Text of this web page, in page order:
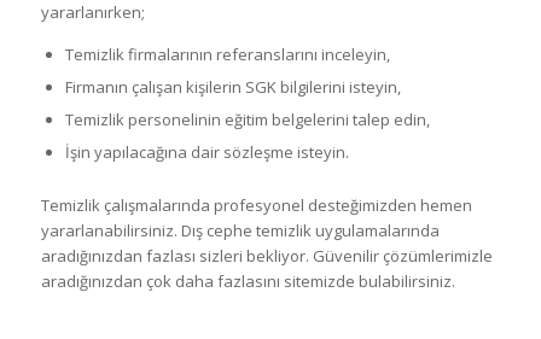
yararlanırken;
Temizlik firmalarının referanslarını inceleyin,
Firmanın çalışan kişilerin SGK bilgilerini isteyin,
Temizlik personelinin eğitim belgelerini talep edin,
İşin yapılacağına dair sözleşme isteyin.
Temizlik çalışmalarında profesyonel desteğimizden hemen
yararlanabilirsiniz. Dış cephe temizlik uygulamalarında
aradığınızdan fazlası sizleri bekliyor. Güvenilir çözümlerimizle
aradığınızdan çok daha fazlasını sitemizde bulabilirsiniz.